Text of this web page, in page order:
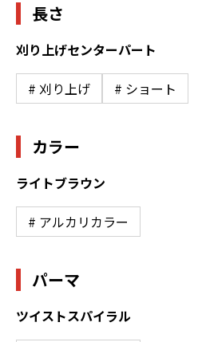
長さ
刈り上げセンターパート
# 刈り上げ # ショート
カラー
ライトブラウン
# アルカリカラー
パーマ
ツイストスパイラル